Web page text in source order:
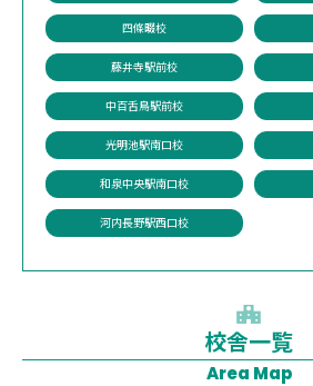
四條畷校
藤井寺駅前校
中百舌鳥駅前校
光明池駅南口校
和泉中央駅南口校
河内長野駅西口校
校舎一覧
Area Map